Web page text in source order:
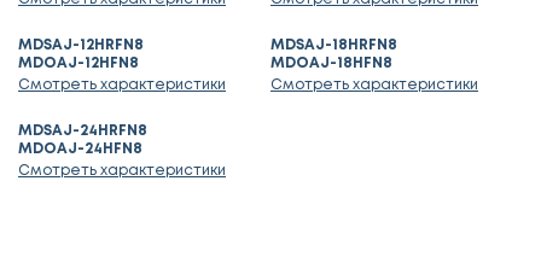
MDSAJ-12HRFN8
MDOAJ-12HFN8
Смотреть характеристики
MDSAJ-18HRFN8
MDOAJ-18HFN8
Смотреть характеристики
MDSAJ-24HRFN8
MDOAJ-24HFN8
Смотреть характеристики